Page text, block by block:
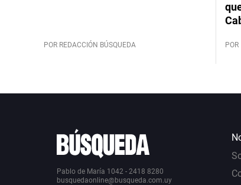
POR REDACCIÓN BÚSQUEDA POR
Pablo de María 1042 - 2418 8280
busquedaonline@busqueda.com.uy